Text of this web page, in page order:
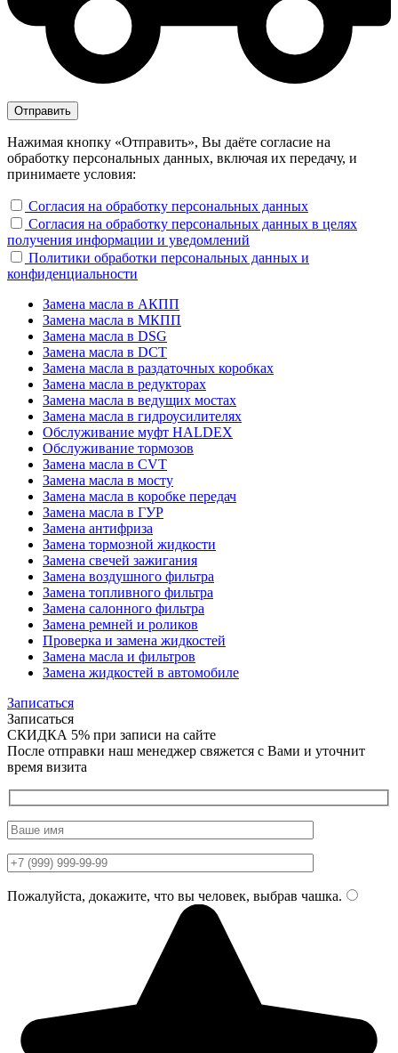
Нажимая кнопку «Отправить», Вы даёте согласие на
обработку персональных данных, включая их передачу, и
принимаете условия:
Согласия на обработку персональных данных
Согласия на обработку персональных данных в целях
получения информации и уведомлений
Политики обработки персональных данных и
конфиденциальности
Замена масла в АКПП
Замена масла в МКПП
Замена масла в DSG
Замена масла в DCT
Замена масла в раздаточных коробках
Замена масла в редукторах
Замена масла в ведущих мостах
Замена масла в гидроусилителях
Обслуживание муфт HALDEX
Обслуживание тормозов
Замена масла в CVT
Замена масла в мосту
Замена масла в коробке передач
Замена масла в ГУР
Замена антифриза
Замена тормозной жидкости
Замена свечей зажигания
Замена воздушного фильтра
Замена топливного фильтра
Замена салонного фильтра
Замена ремней и роликов
Проверка и замена жидкостей
Замена масла и фильтров
Замена жидкостей в автомобиле
Записаться
Записаться
СКИДКА 5% при записи на сайте
После отправки наш менеджер свяжется с Вами и уточнит
время визита
Пожалуйста, докажите, что вы человек, выбрав чашка.